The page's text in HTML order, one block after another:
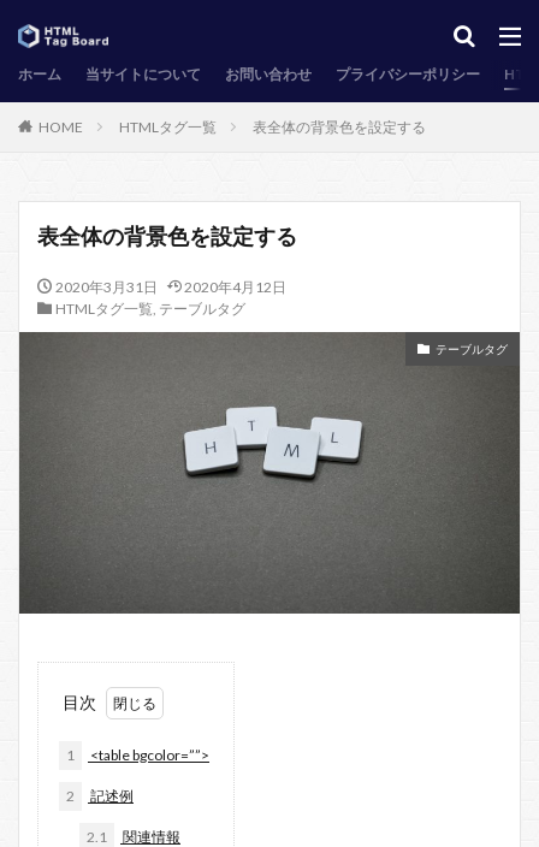
ホーム 当サイトについて お問い合わせ プライバシーポリシー
HOME HTMLタグ一覧 表全体の背景色を設定する
表全体の背景色を設定する
2020年3月31日
2020年4月12日
HTMLタグ一覧, テーブルタグ
テーブルタグ
目次
1 <table bgcolor=””>
2 記述例
2.1 関連情報